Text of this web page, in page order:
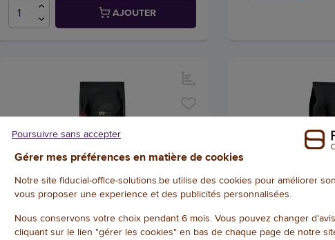
AJOUTER
Café en grains - 1 kg - L'OR INTENSE
Café grains L'OR
Gérer mes préférences en matière de cookies
Notre site fiducial-office-solutions.be utilise des cookies pour améliorer
vous proposer une experience et des publicités personnalisées.
Nous conservons votre choix pendant 6 mois. Vous pouvez changer
cliquant sur le lien "gérer les cookies" en bas de chaque page de notre
Poursuivre sans accepter